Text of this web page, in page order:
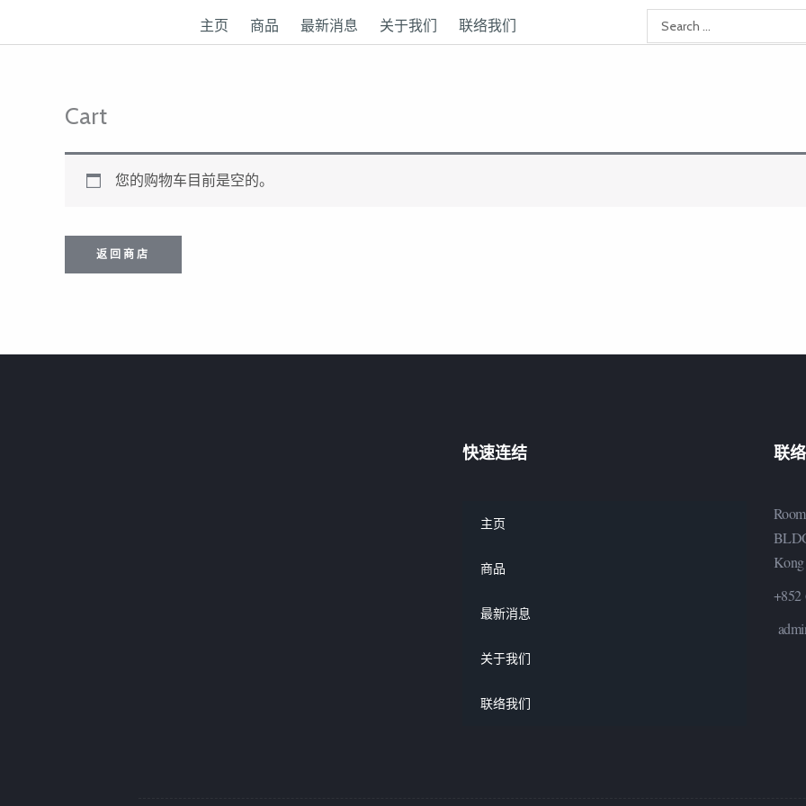
主页 商品 最新消息 关于我们 联络我们
Cart
您的购物车目前是空的。
返回商店
快速连结
主页
商品
最新消息
关于我们
联络我们
联
Kong
+852